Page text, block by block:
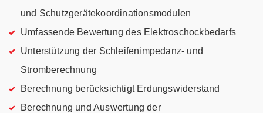
und Schutzgerätekoordinationsmodulen
Umfassende Bewertung des Elektroschockbedarfs
Unterstützung der Schleifenimpedanz- und
Stromberechnung
Berechnung berücksichtigt Erdungswiderstand
Berechnung und Auswertung der